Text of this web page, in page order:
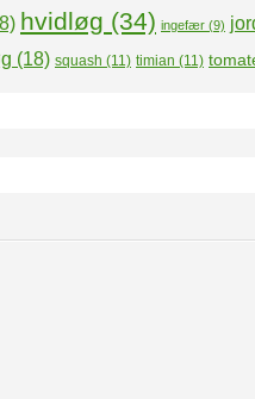
hvidløg (34) ingefær (9)
(18) squash (11) timian (11)